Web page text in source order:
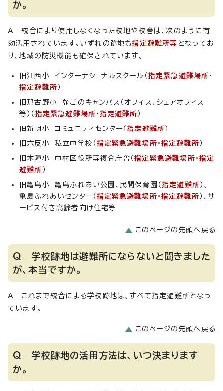
か。
A 統合により使用しなくなった校地や校舎は、次のように有
効活用されています。いずれの跡地も指定避難所等 となってお
り、地域の防災機能も確保されています。
旧江西小 インターナショナルスクール（ 指定緊急避難場所・
指定避難所 ）
旧那古野小 なごのキャンパス（オフィス、シェアオフィス
等）（ 指定緊急避難場所・指定避難所 ）
旧新明小 コミュニティセンター（指定避難所 ）
旧六反小 私立中学校（指定緊急避難場所・指定避難所 ）
旧本陣小 中村区役所等複合庁舎（指定緊急避難場所 ・指定
避難所 ）
旧亀島小 亀島ふれあい公園、民間保育園（ 指定避難所 ）、
亀島ふれあいセンター（指定緊急避難場所・指定避難所 ）、サ
ービス付き高齢者向け住宅等
このページの先頭へ戻る
Q 学校跡地は避難所にならないと聞きました
が、本当ですか。
A これまで統合による学校跡地は、すべて指定避難所となっ
ています。
このページの先頭へ戻る
Q 学校跡地の活用方法は、いつ決まります
か。